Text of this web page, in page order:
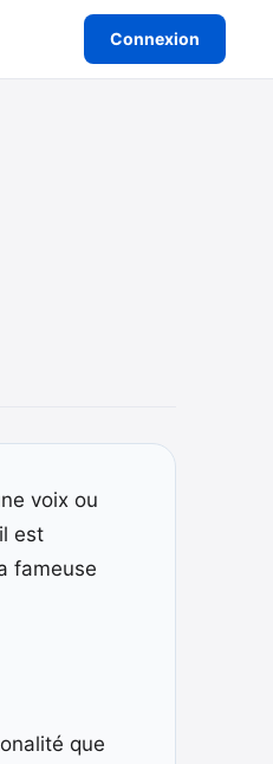
Connexion
voix ou
est
fameuse
que